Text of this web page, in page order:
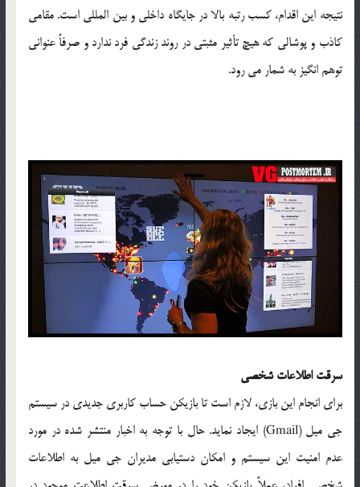
نتیجه این اقدام، کسب رتبه بالا در جایگاه داخلی و بین المللی است. مقامی
کاذب و پوشالی که هیچ تأثیر مثبتی در روند زندگی فرد ندارد و صرفاً عنوانی
توهم انگیز به شمار می رود.
سرقت اطلاعات شخصی
برای انجام این بازی، لازم است تا بازیکن حساب کاربری جدیدی در سیستم
جی میل (Gmail) ایجاد نماید. حال با توجه به اخبار منتشر شده در مورد
عدم امنیت این سیستم و امکان دستیابی مدیران جی میل به اطلاعات